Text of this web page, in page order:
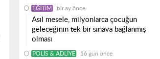
EĞITIM bir ay önce
Asıl mesele, milyonlarca çocuğun
geleceğinin tek bir sınava bağlanmış
olması
POLIS & ADLIYE 16 gün önce